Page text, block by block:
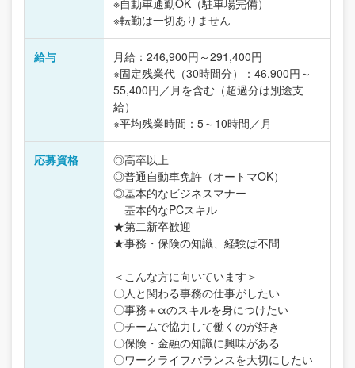
※転勤は一切ありません
給与
月給：246,900円～291,400円
※固定残業代（30時間分）：46,900円～
55,400円／月を含む（超過分は別途支
給）
※平均残業時間：5～10時間／月
応募資格
◎高卒以上
◎普通自動車免許（オートマOK）
◎基本的なビジネスマナー
基本的なPCスキル
★第二新卒歓迎
★事務・保険の知識、経験は不問
＜こんな方に向いています＞
〇人と関わる事務の仕事がしたい
〇事務＋αのスキルを身につけたい
〇チームで協力して働くのが好き
〇保険・金融の知識に興味がある
〇ワークライフバランスを大切にしたい